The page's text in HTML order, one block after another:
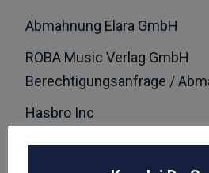
Abmahnung Elara GmbH
ROBA Music Verlag GmbH
Berechtigungsanfrage /
Hasbro Inc